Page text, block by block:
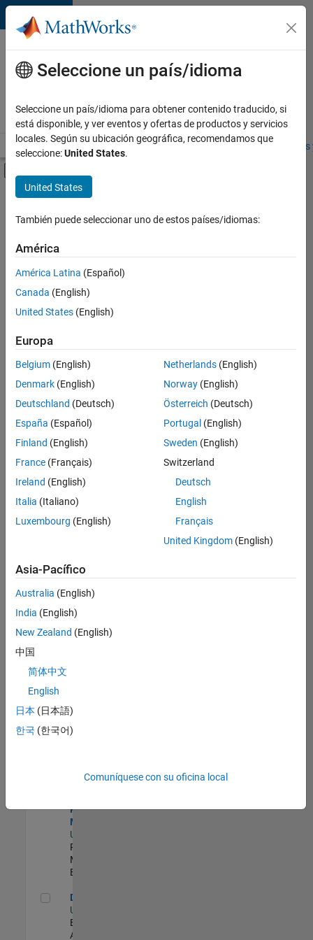
Saltar al contenido
Ofertas
de
empleo
MathWorks
Visión general Búsqueda de empleo Oficinas locales
Contenido principal
FILTRADO POR
Program Management
Ordenar por
Guardar
empleos
seleccionados
No se
han
traducido
todos
los
empleos.
Busque
por
ubicación
todos
empleos
en su
zona.
Senior Security Infrastructure Engineer
Engineer
Infrastructure
Experimentado
Program
Manager
US-MA-Natick
Program
Management |
Experimentado
Data Architect
Data Architect
US-MA-Natick
Business
Applications
Seleccione un país/idioma
Seleccione un país/idioma para obtener contenido traducido, si
está disponible, y ver eventos y ofertas de productos y servicios
locales. Según su ubicación geográfica, recomendamos que
seleccione:United States.
United States
También puede seleccionar uno de estos países/idiomas:
América
América Latina (Español)
Canada (English)
United States (English)
Europa
Belgium (English)
Denmark (English)
Deutschland (Deutsch)
España (Español)
Finland (English)
France (Français)
Ireland (English)
Italia (Italiano)
Luxembourg (English)
Netherlands(English)
Norway(English)
Österreich (Deutsch)
Portugal (English)
Sweden (English)
Switzerland
Deutsch
English
Français
United Kingdom(English)
Asia-Pacífico
Australia (English)
India (English)
New Zealand (English)
中国
简体中文
English
日本 (日本語)
한국 (한국어)
Comuníquese con su oficina local